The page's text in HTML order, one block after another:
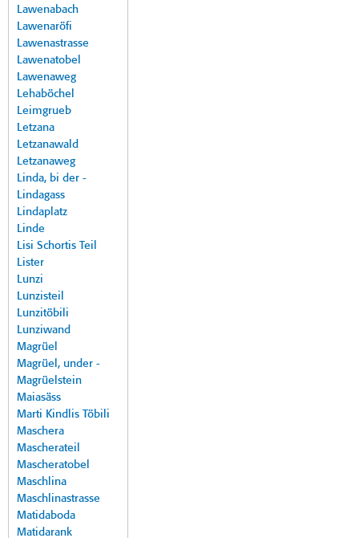
Lawenabach
Lawenaröfi
Lawenastrasse
Lawenatobel
Lawenaweg
Lehaböchel
Leimgrueb
Letzana
Letzanawald
Letzanaweg
Linda, bi der -
Lindagass
Lindaplatz
Linde
Lisi Schortis Teil
Lister
Lunzi
Lunzisteil
Lunzitöbili
Lunziwand
Magrüel
Magrüel, under -
Magrüelstein
Maiasäss
Marti Kindlis Töbili
Maschera
Mascherateil
Mascheratobel
Maschlina
Maschlinastrasse
Matidaboda
Matidarank